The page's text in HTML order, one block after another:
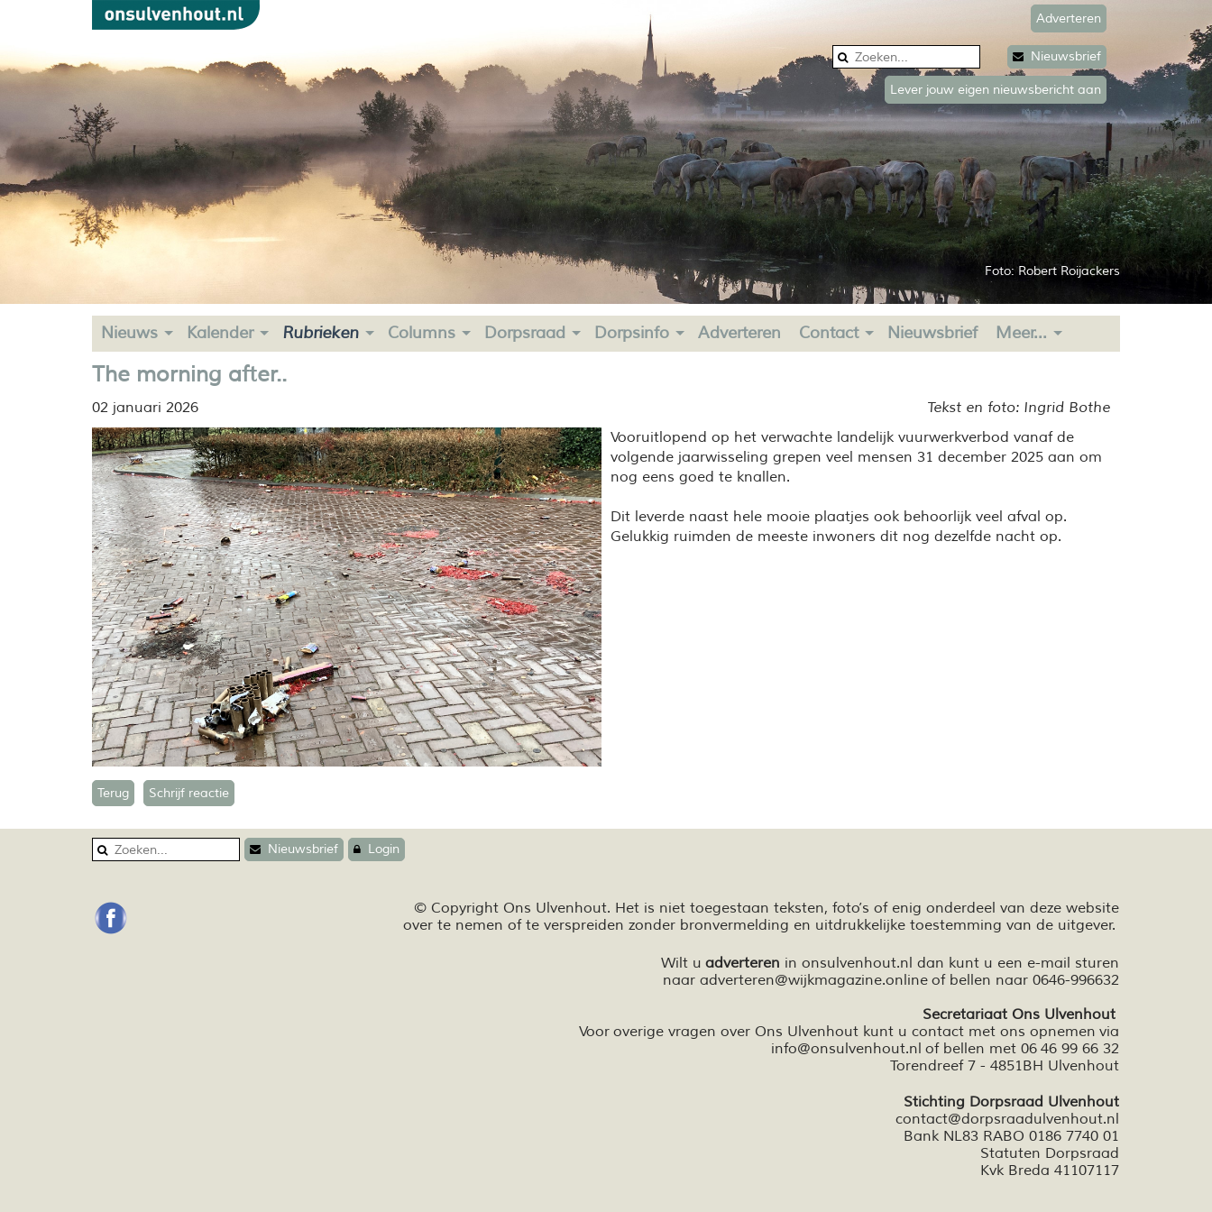
Nieuwsbrief
Nieuws Kalender Rubrieken Columns Dorpsraad Dorpsinfo Adverteren Contact Nieuwsbrief Meer...
Adverteren
Lever jouw eigen nieuwsbericht aan
Foto: Robert Roijackers
The morning after..
02 januari 2026
Tekst en foto: Ingrid Bothe
Vooruitlopend op het verwachte landelijk vuurwerkverbod vanaf de
volgende jaarwisseling grepen veel mensen 31 december 2025 aan om
nog eens goed te knallen.
Dit leverde naast hele mooie plaatjes ook behoorlijk veel afval op.
Gelukkig ruimden de meeste inwoners dit nog dezelfde nacht op.
Terug Schrijf reactie
Nieuwsbrief Login
© Copyright Ons Ulvenhout. Het is niet toegestaan teksten, foto’s of enig onderdeel van deze website
over te nemen of te verspreiden zonder bronvermelding en uitdrukkelijke toestemming van de uitgever.
Wilt u adverteren in onsulvenhout.nl dan kunt u een e-mail sturen
naar adverteren@wijkmagazine.online of bellen naar 0646-996632
Secretariaat Ons Ulvenhout
Voor overige vragen over Ons Ulvenhout kunt u contact met ons opnemen via
info@onsulvenhout.nl of bellen met 06 46 99 66 32
Torendreef 7 - 4851BH Ulvenhout
Stichting Dorpsraad Ulvenhout
contact@dorpsraadulvenhout.nl
Bank NL83 RABO 0186 7740 01
Statuten Dorpsraad
Kvk Breda 41107117